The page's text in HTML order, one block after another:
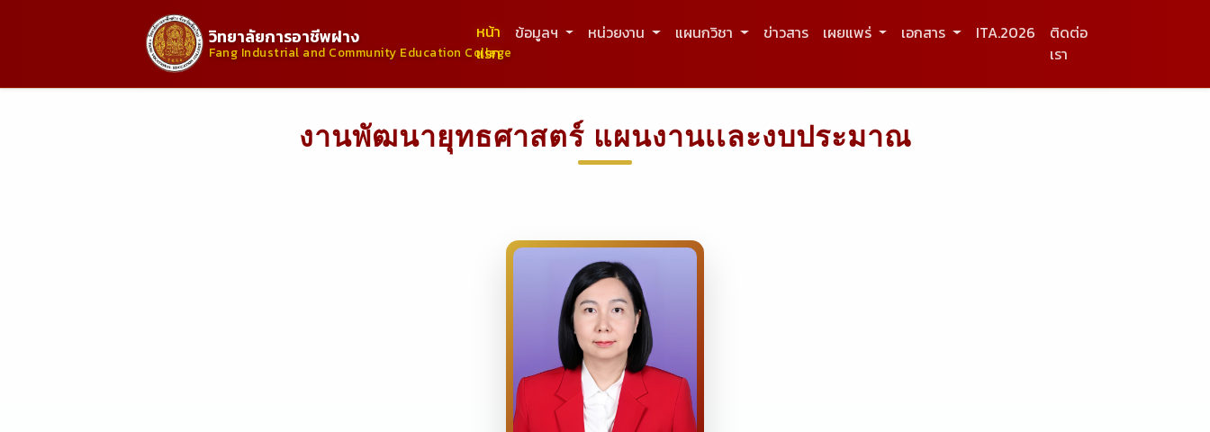
วิทยาลัยการอาชีพฝาง
Fang Industrial and Community Education College
หน้า
แรก
ข้อมูลฯ หน่วยงาน แผนกวิชา ข่าวสาร เผยแพร่ เอกสาร ITA.2026
ติดต่อ
เรา
งานพัฒนายุทธศาสตร์ แผนงานเเละงบประมาณ